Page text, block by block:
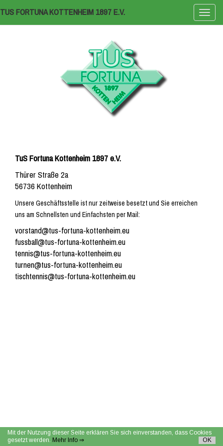
ein-/
TUS FORTUNA KOTTENHEIM 1897 E.V.
TuS Fortuna Kottenheim 1897 e.V.
Thürer Straße 2a
56736 Kottenheim
Unsere Geschäftsstelle ist nur zeitweise besetzt und Sie erreichen
uns am Schnellsten und Einfachsten per Mail:
vorstand@tus-fortuna-kottenheim.eu
fussball@tus-fortuna-kottenheim.eu
tennis@tus-fortuna-kottenheim.eu
turnen@tus-fortuna-kottenheim.eu
tischtennis@tus-fortuna-kottenheim.eu
Mit der Nutzung dieser Seite erklären Sie sich einverstanden, dass Cookies
gesetzt werden. Mehr Info ⇒ OK